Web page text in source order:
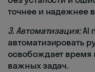
точнее и надежнее
3. Автоматизация:AI
автоматизировать
освобождает время
важных задач.